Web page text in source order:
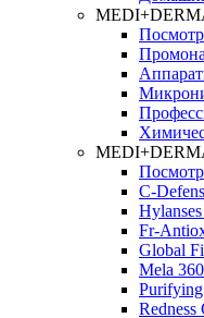
C-
Global
Mela 360
Redness